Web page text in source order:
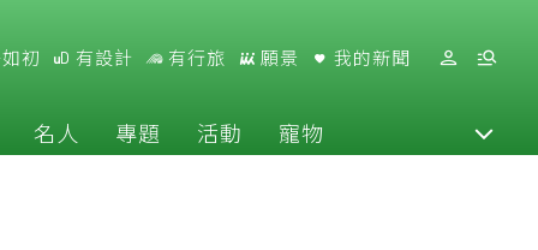
初 有設計 有行旅 願景 我的新聞
名人 專題 活動 寵物